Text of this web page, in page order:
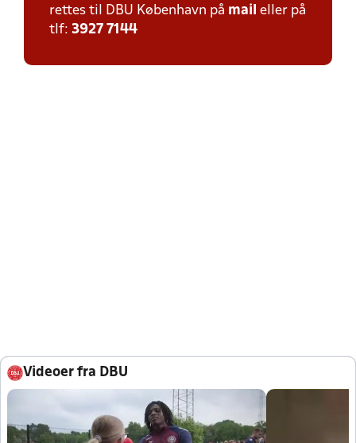
rettes til DBU København på mail eller på
tlf: 3927 7144
Videoer fra DBU